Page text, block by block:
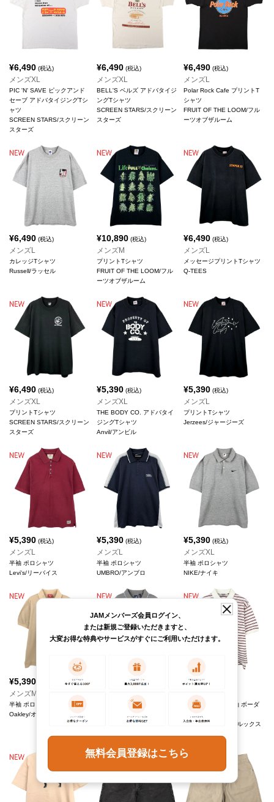
¥6,490 (税込)
メンズXL
PIC 'N' SAVE ピックアンド
セーブ アドバタイジングTシ
ャツ
SCREEN STARS/スクリーン
スターズ
¥6,490(税込)
メンズXL
BELL'S ベルズ アドバタイジ
ングTシャツ
SCREEN STARS/スクリーン
スターズ
¥6,490 (税込)
メンズL
Polar Rock Cafe プリントT
シャツ
FRUIT OF THE LOOM/フル
ーツオブザルーム
¥6,490 (税込)
メンズL
カレッジTシャツ
Russell/ラッセル
¥10,890(税込)
メンズM
プリントTシャツ
FRUIT OF THE LOOM/フル
ーツオブザルーム
¥6,490 (税込)
メンズL
メッセージプリントTシャツ
Q-TEES
¥6,490 (税込)
メンズXL
プリントTシャツ
SCREEN STARS/スクリーン
スターズ
¥5,390(税込)
メンズXL
THE BODY CO. アドバタイ
ジングTシャツ
Anvil/アンビル
¥5,390 (税込)
メンズL
プリントTシャツ
Jerzees/ジャージーズ
¥5,390 (税込)
メンズL
半袖 ポロシャツ
Levi's/リーバイス
¥5,390(税込)
メンズL
半袖 ポロシャツ
UMBRO/アンブロ
¥5,390 (税込)
メンズXL
半袖 ポロシャツ
NIKE/ナイキ
¥5,390
メンズM
半袖 ポロシャツ
Oakley/オークリー
(税込)
オールドギャップ 半袖 ボー
GAP/ギャップ
¥5,390
Golden Fleece 半袖 ボーダ
Brooks Brothers/ブルックス
JAMメンバーズ会員ログイン、
または新規ご登録いただきますと、
大変お得な特典やサービスがすぐにご利用いただけます。
無料会員登録はこちら